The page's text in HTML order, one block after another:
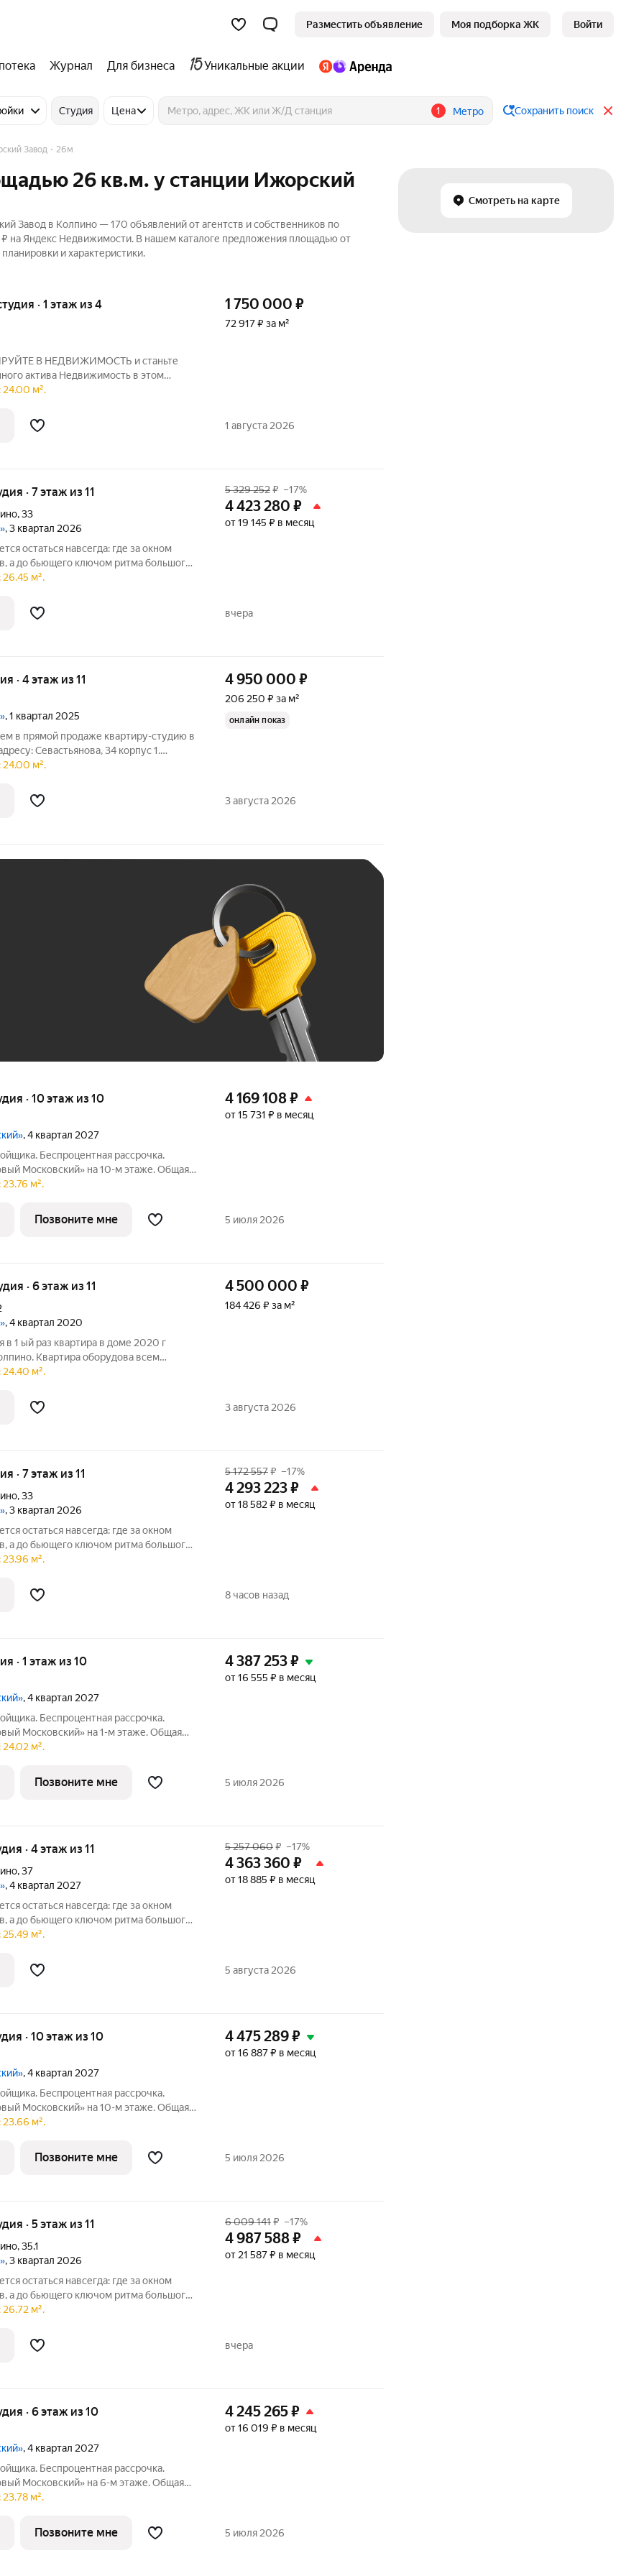
Разместить объявление Моя подборка ЖК Войти
Журнал Для бизнеса Уникальные акции
Студия Цена 1 Метро Сохранить поиск
Смотреть на карте
Завод 26м
26 кв.м. у станции Ижорский
Завод в Колпино — 170 объявлений от агентств и собственников по
на Яндекс Недвижимости. В нашем каталоге предложения площадью от
и характеристики.
· 1 этаж из 4
В НЕДВИЖИMОCТЬ и станьте
актива Недвижимость в этом
спросом, обеспечивая надёжность
1 750 000 ₽
72 917 ₽ за м²
24.00 м².
1 августа 2026
· 7 этаж из 11
,33
, 3 квартал 2026
остаться навсегда: где за окном
а до бьющего ключом ритма большого
5 329 252₽ –17%
4 423 280 ₽
от 19 145 ₽ в месяц
м².
вчера
· 4 этаж из 11
, 1 квартал 2025
в прямой продаже квартиру-студию в
Севастьянова, 34 корпус 1.
площадью 25 кв.м находится на 4-м
4 950 000 ₽
206 250 ₽ за м²
онлайн показ
24.00 м².
3 августа 2026
· 10 этаж из 10
, 4 квартал 2027
Беспроцентная рассрочка.
Московский» на 10-м этаже. Общая
ГК ФСК представляет квартал
4 169 108₽
от 15 731 ₽ в месяц
м².
Позвоните мне 5 июля 2026
· 6 этаж из 11
, 4 квартал 2020
в 1 ый раз квартира в доме 2020 г
Квартира оборудова всем
Студия удобной планоровки
4 500 000 ₽
184 426 ₽ за м²
24.40 м².
3 августа 2026
· 7 этаж из 11
,33
, 3 квартал 2026
остаться навсегда: где за окном
а до бьющего ключом ритма большого
5 172 557₽ –17%
4 293 223₽
от 18 582 ₽ в месяц
м².
8 часов назад
· 1 этаж из 10
, 4 квартал 2027
Беспроцентная рассрочка.
Московский» на 1-м этаже. Общая
ГК ФСК представляет квартал
4 387 253₽
от 16 555 ₽ в месяц
м².
Позвоните мне 5 июля 2026
· 4 этаж из 11
,37
, 4 квартал 2027
остаться навсегда: где за окном
а до бьющего ключом ритма большого
5 257 060₽ –17%
4 363 360 ₽
от 18 885 ₽ в месяц
м².
5 августа 2026
· 10 этаж из 10
, 4 квартал 2027
Беспроцентная рассрочка.
Московский» на 10-м этаже. Общая
ГК ФСК представляет квартал
4 475 289₽
от 16 887 ₽ в месяц
23.66 м².
Позвоните мне 5 июля 2026
· 5 этаж из 11
,35.1
, 3 квартал 2026
остаться навсегда: где за окном
а до бьющего ключом ритма большого
6 009 141₽ –17%
4 987 588₽
от 21 587 ₽ в месяц
м².
вчера
· 6 этаж из 10
, 4 квартал 2027
Беспроцентная рассрочка.
Московский» на 6-м этаже. Общая
ГК ФСК представляет квартал
4 245 265₽
от 16 019 ₽ в месяц
м².
Позвоните мне 5 июля 2026